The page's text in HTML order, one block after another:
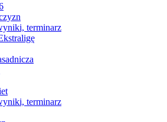
terminarz
terminarz